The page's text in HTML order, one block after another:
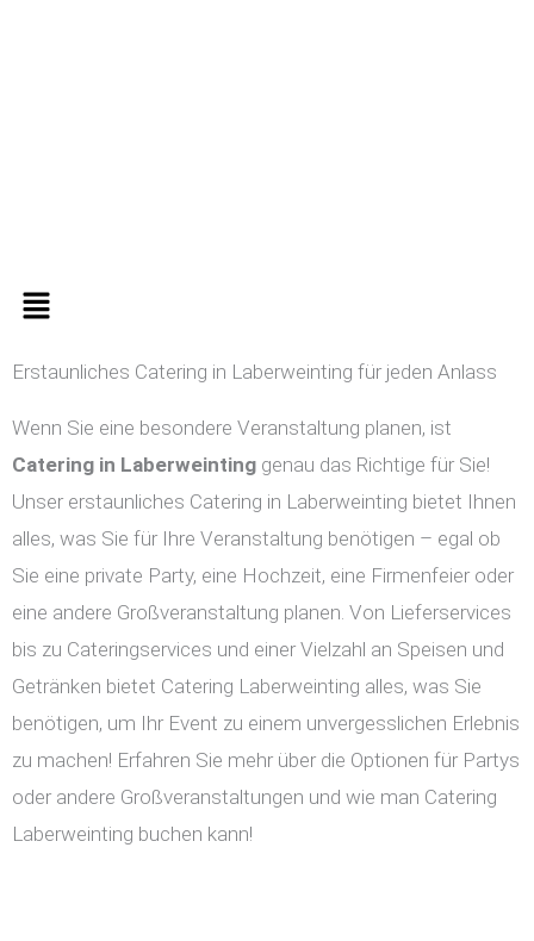
Menü
Erstaunliches Catering in Laberweinting für jeden Anlass
Wenn Sie eine besondere Veranstaltung planen, ist
Catering in Laberweinting genau das Richtige für Sie!
Unser erstaunliches Catering in Laberweinting bietet Ihnen
alles, was Sie für Ihre Veranstaltung benötigen – egal ob
Sie eine private Party, eine Hochzeit, eine Firmenfeier oder
eine andere Großveranstaltung planen. Von Lieferservices
bis zu Cateringservices und einer Vielzahl an Speisen und
Getränken bietet Catering Laberweinting alles, was Sie
benötigen, um Ihr Event zu einem unvergesslichen Erlebnis
zu machen! Erfahren Sie mehr über die Optionen für Partys
oder andere Großveranstaltungen und wie man Catering
Laberweinting buchen kann!